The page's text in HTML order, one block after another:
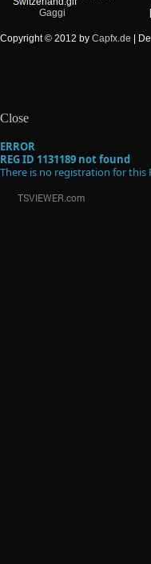
Gaggi
Copyright © 2012 by Capfx.de |
Close
ERROR
REG ID 1131189 not found
There is no registration for this